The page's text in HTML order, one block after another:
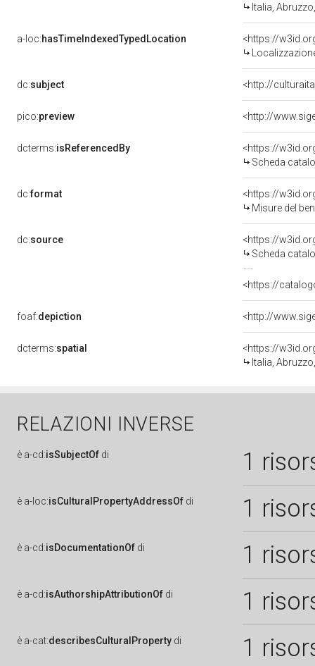
Italia,
a-loc:hasTimeIndexedTypedLocation
<https://
dc:subject <http://
pico:preview <http://
dcterms:isReferencedBy
<https://
Scheda
dc:format
<https://
Misure del
dc:source
<https://
Scheda
<https://
foaf:depiction <http://
dcterms:spatial
<https://
Italia,
RELAZIONI INVERSE
è a-cd:isSubjectOf di 1
è a-loc:isCulturalPropertyAddressOf di 1
è a-cd:isDocumentationOf di 1
è a-cd:isAuthorshipAttributionOf di 1
è a-cat:describesCulturalProperty di 1